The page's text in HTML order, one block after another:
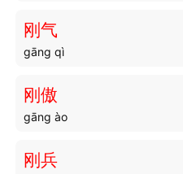
刚气
gāng qì
刚傲
gāng ào
刚兵